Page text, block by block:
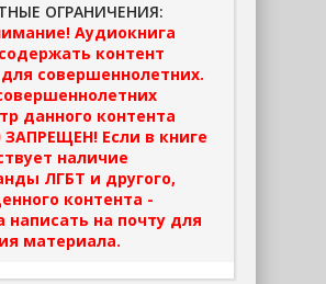
ОГРАНИЧЕНИЯ:
Аудиокнига
контент
совершеннолетних.
данного контента
Если в книге
наличие
ЛГБТ и другого,
контента -
написать на почту для
материала.